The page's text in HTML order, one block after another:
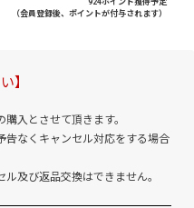
924ポイント獲得予定
（会員登録後、ポイントが付与されます）
】
入とさせて頂きます。
なくキャンセル対応をする場合
及び返品交換はできません。